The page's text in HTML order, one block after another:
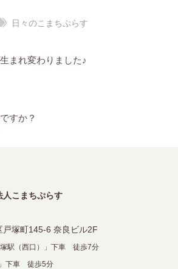
日々のこまちぷらす
まれ変わりました♪
すか？
人こまちぷらす
塚町145-6 奈良ビル2F
駅（西口）」下車 徒歩7分
下車 徒歩5分